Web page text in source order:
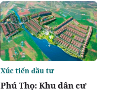
Phú Thọ: Khu dân cư
Xúc tiến đầu tư